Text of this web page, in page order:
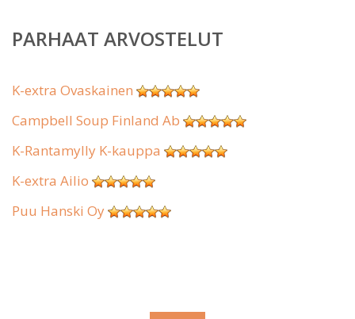
PARHAAT ARVOSTELUT
K-extra Ovaskainen
Campbell Soup Finland Ab
K-Rantamylly K-kauppa
K-extra Ailio
Puu Hanski Oy